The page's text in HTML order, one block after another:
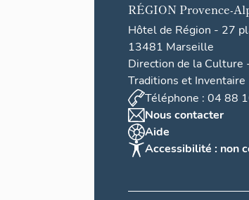
RÉGION Provence-
Hôtel de Région - 27
13481 Marseille
Direction de la Culture
Traditions et Inventaire
Téléphone : 04 88
Nous contacter
Aide
Accessibilité : non